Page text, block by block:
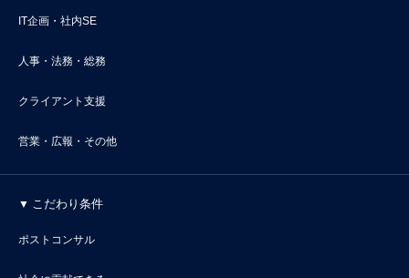
IT企画・社内SE
人事・法務・総務
クライアント支援
営業・広報・その他
こだわり条件
ポストコンサル